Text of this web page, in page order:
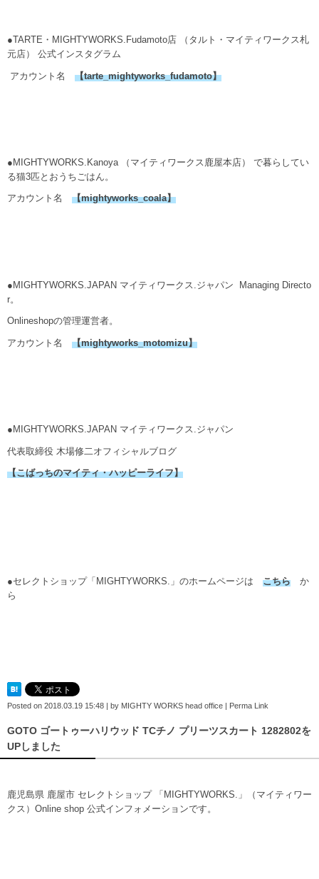
●TARTE・MIGHTYWORKS.Fudamoto店 （タルト・マイティワークス札
元店） 公式インスタグラム
アカウント名 【tarte_mightyworks_fudamoto】
●MIGHTYWORKS.Kanoya （マイティワークス鹿屋本店） で暮らしてい
る猫3匹とおうちごはん。
アカウント名 【mightyworks_coala】
●MIGHTYWORKS.JAPAN マイティワークス.ジャパン Managing Directo
r。
Onlineshopの管理運営者。
アカウント名 【mightyworks_motomizu】
●MIGHTYWORKS.JAPAN マイティワークス.ジャパン
代表取締役 木場修二オフィシャルブログ
【こばっちのマイティ・ハッピーライフ】
●セレクトショップ「MIGHTYWORKS.」のホームページは こちら か
ら
Posted on 2018.03.19 15:48 | by MIGHTY WORKS head office | Perma Link
GOTO ゴートゥーハリウッド TCチノ プリーツスカート 1282802を
UPしました
鹿児島県 鹿屋市 セレクトショップ 「MIGHTYWORKS.」（マイティワー
クス）Online shop 公式インフォメーションです。